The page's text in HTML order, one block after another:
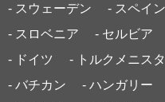
- スウェーデン
- スペイン
- スロベニア
- セルビア
- ドイツ
- トルクメニス
- バチカン
- ハンガリー